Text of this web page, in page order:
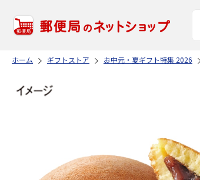
ホーム ギフトストア お中元・夏ギフト特集 2026